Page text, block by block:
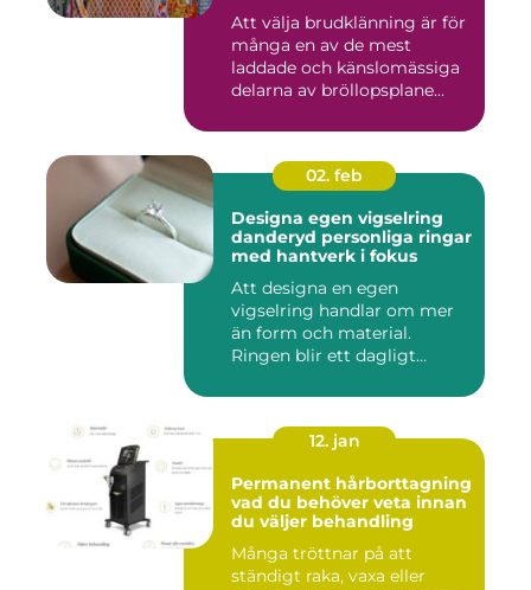
Att välja brudklänning är för
många en av de mest
laddade och känslomässiga
delarna av bröllopsplane...
02. feb
Designa egen vigselring
danderyd personliga ringar
med hantverk i fokus
Att designa en egen
vigselring handlar om mer
än form och material.
Ringen blir ett dagligt
12. jan
Permanent hårborttagning
vad du behöver veta innan
du väljer behandling
Många tröttnar på att
ständigt raka, vaxa eller